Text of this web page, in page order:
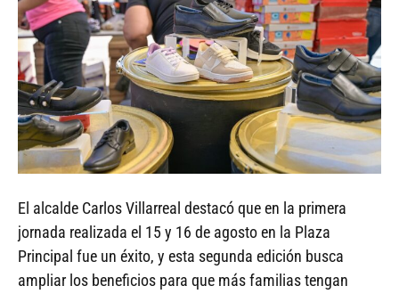
El alcalde Carlos Villarreal destacó que en la primera
jornada realizada el 15 y 16 de agosto en la Plaza
Principal fue un éxito, y esta segunda edición busca
ampliar los beneficios para que más familias tengan